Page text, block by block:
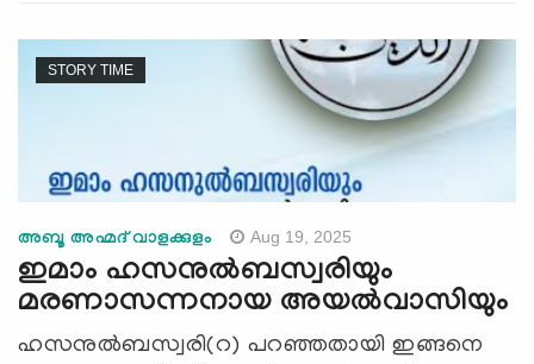
STORY TIME
അബൂ അഹ്മദ് വാളക്കുളം Aug 19, 2025
ഇമാം ഹസനുല്‍ബസ്വരിയും
മരണാസന്നനായ അയല്‍വാസിയും
ഹസനുല്‍ബസ്വരി(റ) പറഞ്ഞതായി ഇങ്ങനെ